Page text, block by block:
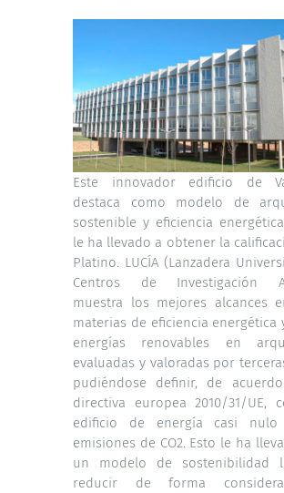
Este innovador edificio de
destaca como modelo de
sostenible y eficiencia
le ha llevado a obtener la
Platino. LUCÍA (Lanzadera
Centros de Investigación
muestra los mejores alcances
materias de eficiencia energética
energías renovables en
evaluadas y valoradas por
pudiéndose definir, de
directiva europea 2010/31/UE,
edificio de energía casi
emisiones de CO2. Esto le ha
un modelo de sostenibilidad
reducir de forma